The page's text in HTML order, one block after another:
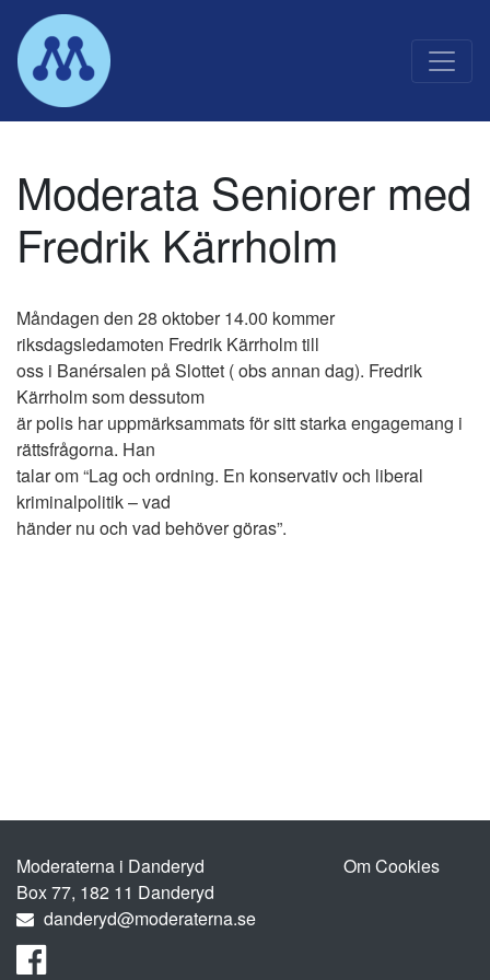
Main Navigation
Moderata Seniorer med
Fredrik Kärrholm
Måndagen den 28 oktober 14.00 kommer
riksdagsledamoten Fredrik Kärrholm till
oss i Banérsalen på Slottet ( obs annan dag). Fredrik
Kärrholm som dessutom
är polis har uppmärksammats för sitt starka engagemang i
rättsfrågorna. Han
talar om “Lag och ordning. En konservativ och liberal
kriminalpolitik – vad
händer nu och vad behöver göras”.
Moderaterna i Danderyd
Box 77, 182 11 Danderyd
danderyd@moderaterna.se
Om Cookies